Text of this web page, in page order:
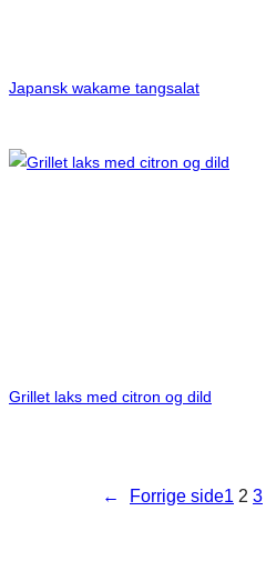
Japansk wakame tangsalat
Grillet laks med citron og dild
← Forrige side1 2 3